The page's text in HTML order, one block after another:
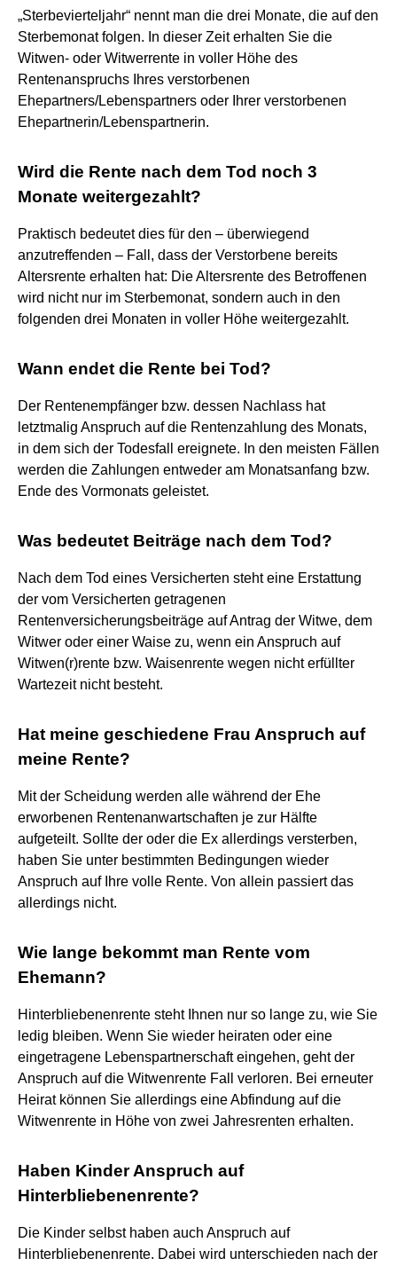
„Sterbevierteljahr“ nennt man die drei Monate, die auf den
Sterbemonat folgen. In dieser Zeit erhalten Sie die
Witwen- oder Witwerrente in voller Höhe des
Rentenanspruchs Ihres verstorbenen
Ehepartners/Lebenspartners oder Ihrer verstorbenen
Ehepartnerin/Lebenspartnerin.
Wird die Rente nach dem Tod noch 3
Monate weitergezahlt?
Praktisch bedeutet dies für den – überwiegend
anzutreffenden – Fall, dass der Verstorbene bereits
Altersrente erhalten hat: Die Altersrente des Betroffenen
wird nicht nur im Sterbemonat, sondern auch in den
folgenden drei Monaten in voller Höhe weitergezahlt.
Wann endet die Rente bei Tod?
Der Rentenempfänger bzw. dessen Nachlass hat
letztmalig Anspruch auf die Rentenzahlung des Monats,
in dem sich der Todesfall ereignete. In den meisten Fällen
werden die Zahlungen entweder am Monatsanfang bzw.
Ende des Vormonats geleistet.
Was bedeutet Beiträge nach dem Tod?
Nach dem Tod eines Versicherten steht eine Erstattung
der vom Versicherten getragenen
Rentenversicherungsbeiträge auf Antrag der Witwe, dem
Witwer oder einer Waise zu, wenn ein Anspruch auf
Witwen(r)rente bzw. Waisenrente wegen nicht erfüllter
Wartezeit nicht besteht.
Hat meine geschiedene Frau Anspruch auf
meine Rente?
Mit der Scheidung werden alle während der Ehe
erworbenen Rentenanwartschaften je zur Hälfte
aufgeteilt. Sollte der oder die Ex allerdings versterben,
haben Sie unter bestimmten Bedingungen wieder
Anspruch auf Ihre volle Rente. Von allein passiert das
allerdings nicht.
Wie lange bekommt man Rente vom
Ehemann?
Hinterbliebenenrente steht Ihnen nur so lange zu, wie Sie
ledig bleiben. Wenn Sie wieder heiraten oder eine
eingetragene Lebenspartnerschaft eingehen, geht der
Anspruch auf die Witwenrente Fall verloren. Bei erneuter
Heirat können Sie allerdings eine Abfindung auf die
Witwenrente in Höhe von zwei Jahresrenten erhalten.
Haben Kinder Anspruch auf
Hinterbliebenenrente?
Die Kinder selbst haben auch Anspruch auf
Hinterbliebenenrente. Dabei wird unterschieden nach der